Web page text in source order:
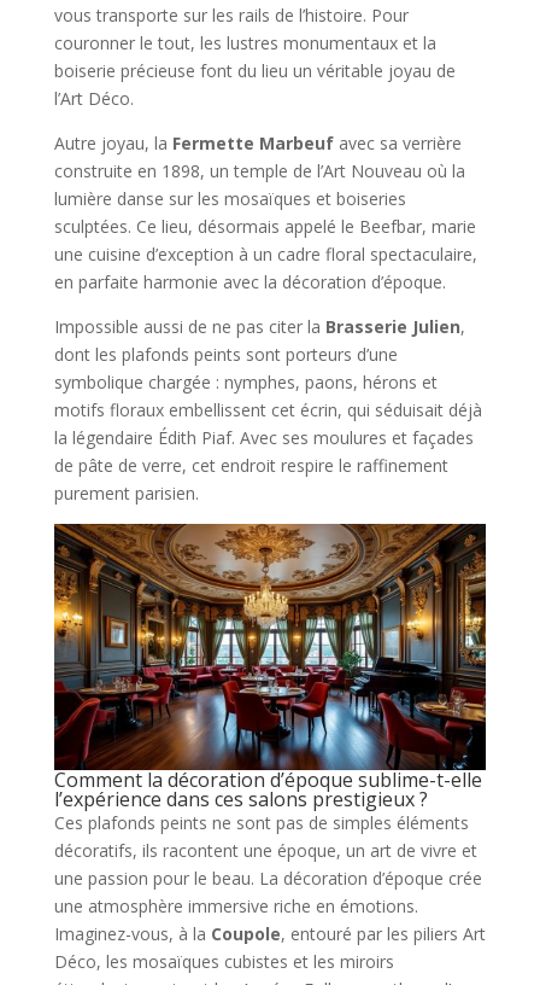
vous transporte sur les rails de l’histoire. Pour
couronner le tout, les lustres monumentaux et la
boiserie précieuse font du lieu un véritable joyau de
l’Art Déco.
Autre joyau, la Fermette Marbeufavec sa verrière
construite en 1898, un temple de l’Art Nouveau où la
lumière danse sur les mosaïques et boiseries
sculptées. Ce lieu, désormais appelé le Beefbar, marie
une cuisine d’exception à un cadre floral spectaculaire,
en parfaite harmonie avec la décoration d’époque.
Impossible aussi de ne pas citer la Brasserie Julien,
dont les plafonds peints sont porteurs d’une
symbolique chargée : nymphes, paons, hérons et
motifs floraux embellissent cet écrin, qui séduisait déjà
la légendaire Édith Piaf. Avec ses moulures et façades
de pâte de verre, cet endroit respire le raffinement
purement parisien.
Comment la décoration d’époque sublime-t-elle
l’expérience dans ces salons prestigieux ?
Ces plafonds peints ne sont pas de simples éléments
décoratifs, ils racontent une époque, un art de vivre et
une passion pour le beau. La décoration d’époque crée
une atmosphère immersive riche en émotions.
Imaginez-vous, à la Coupole, entouré par les piliers Art
Déco, les mosaïques cubistes et les miroirs